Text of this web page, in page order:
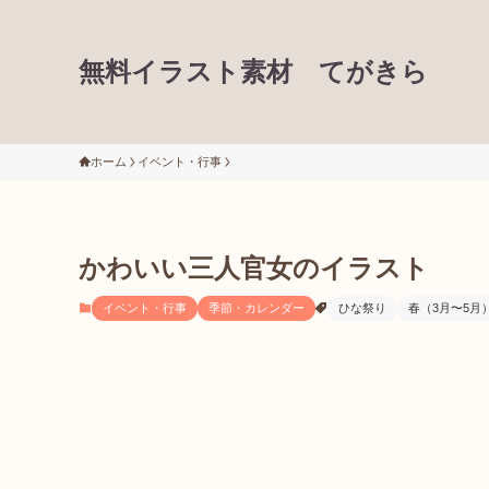
無料イラスト素材 てがきら
ホーム イベント・行事
かわいい三人官女のイラスト
イベント・行事 季節・カレンダー ひな祭り 春（3月〜5月